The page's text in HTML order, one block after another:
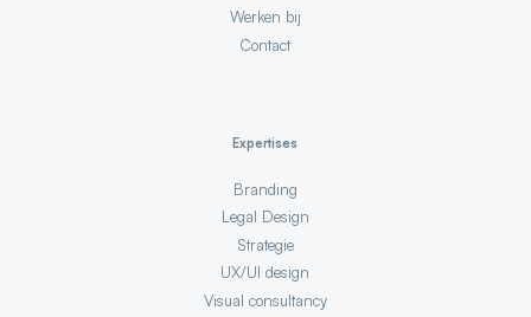
Werken bij
Contact
Expertises
Branding
Legal Design
Strategie
UX/UI design
Visual consultancy